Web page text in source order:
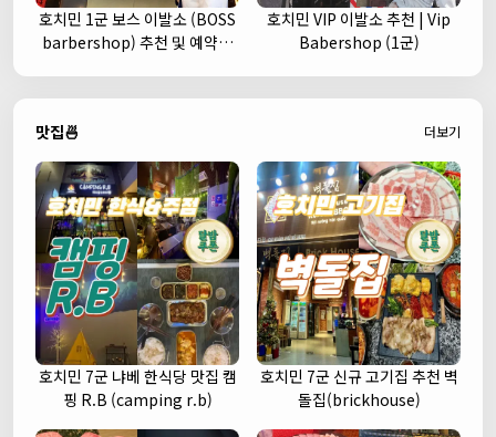
호치민 1군 보스 이발소 (BOSS
barbershop) 추천 및 예약안
호치민 VIP 이발소 추천 | Vip
Babershop (1군)
맛집🍜 더보기
호치민 7군 냐베 한식당 맛집 캠
핑 R.B (camping r.b)
호치민 7군 신규 고기집 추천 벽
돌집(brickhouse)